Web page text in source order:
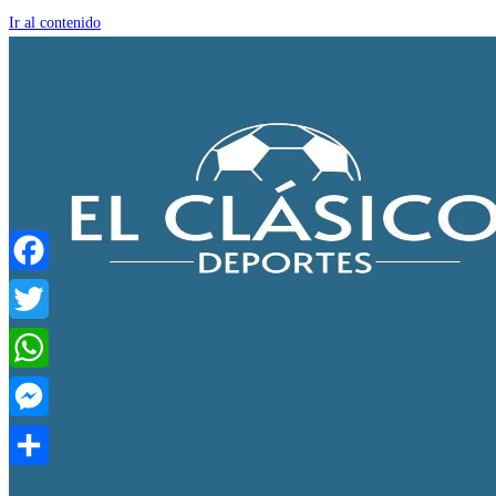
Ir al contenido
Facebook
Twitter
WhatsApp
Messenger